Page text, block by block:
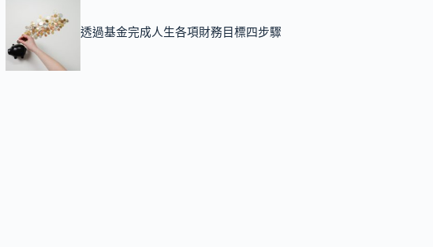
透過基金完成人生各項財務目標四步驟